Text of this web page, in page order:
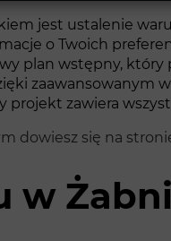
jest ustalenie
o Twoich
plan wstępny,
zaawansowanym
projekt zawiera
dowiesz się na
w